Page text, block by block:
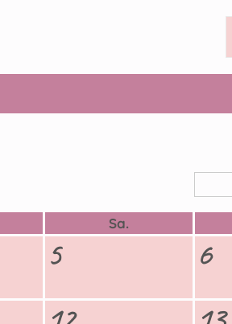
Sa.
5
6